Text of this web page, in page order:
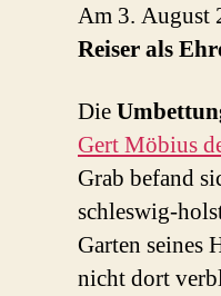
Am 3. August
Reiser als
Die
Gert Möbius
Grab befand
schleswig-
Garten seines
nicht dort